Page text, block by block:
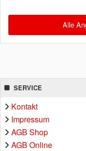
Alle
SERVICE
Kontakt
Impressum
AGB Shop
AGB Online